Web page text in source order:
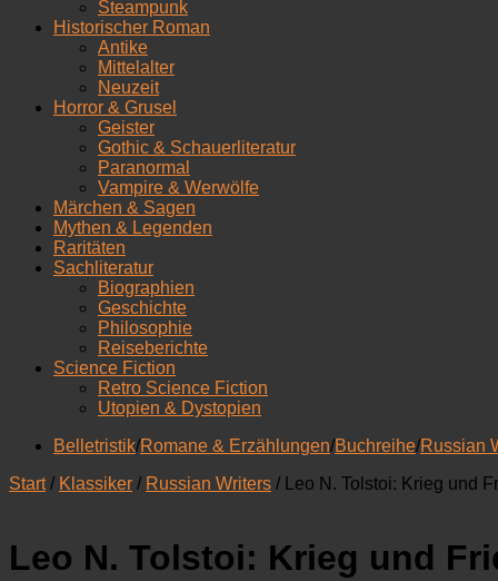
Steampunk
Historischer Roman
Antike
Mittelalter
Neuzeit
Horror & Grusel
Geister
Gothic & Schauerliteratur
Paranormal
Vampire & Werwölfe
Märchen & Sagen
Mythen & Legenden
Raritäten
Sachliteratur
Biographien
Geschichte
Philosophie
Reiseberichte
Science Fiction
Retro Science Fiction
Utopien & Dystopien
Belletristik/Romane & Erzählungen/Buchreihe/Russian
Start/ Klassiker / Russian Writers / Leo N. Tolstoi: Krieg und
Leo N. Tolstoi: Krieg und